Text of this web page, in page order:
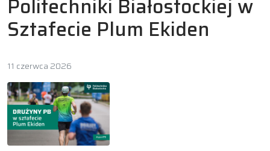
Politechniki Białostockiej w
Sztafecie Plum Ekiden
11 czerwca 2026